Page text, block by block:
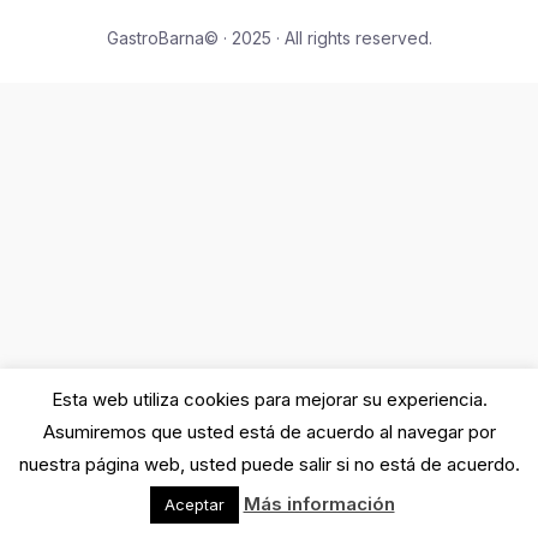
GastroBarna© · 2025 · All rights reserved.
Esta web utiliza cookies para mejorar su experiencia.
Asumiremos que usted está de acuerdo al navegar por
nuestra página web, usted puede salir si no está de acuerdo.
Aceptar Más información